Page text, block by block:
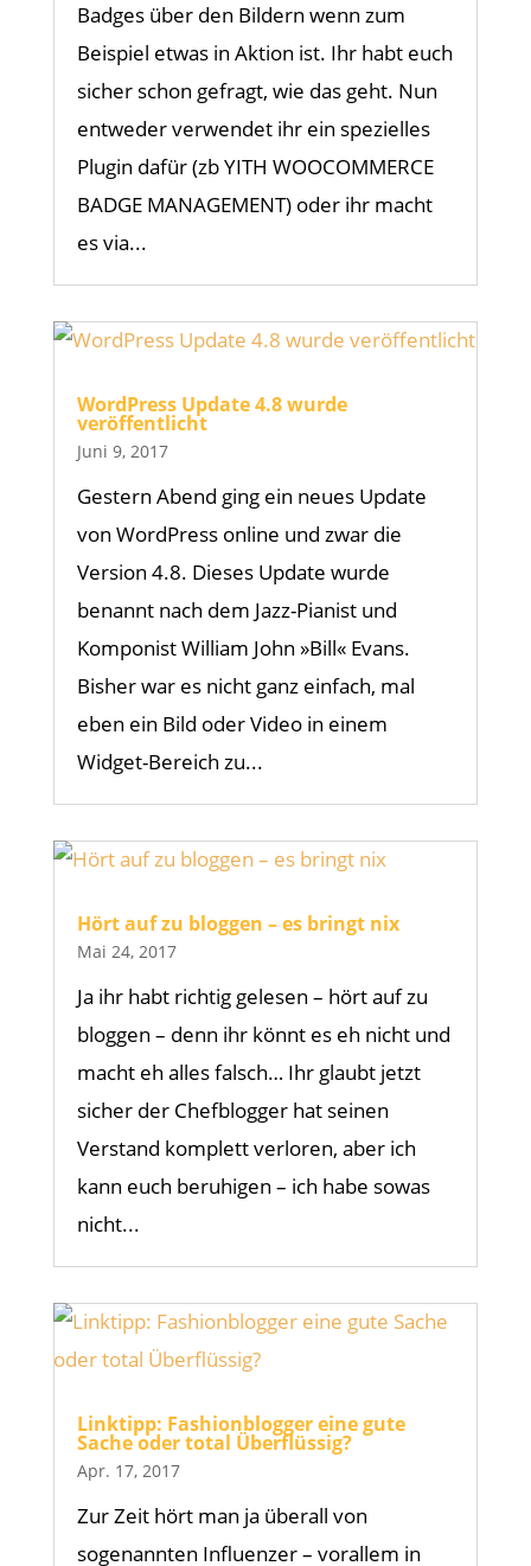
Badges über den Bildern wenn zum
Beispiel etwas in Aktion ist. Ihr habt euch
sicher schon gefragt, wie das geht. Nun
entweder verwendet ihr ein spezielles
Plugin dafür (zb YITH WOOCOMMERCE
BADGE MANAGEMENT) oder ihr macht
es via...
WordPress Update 4.8 wurde
veröffentlicht
Juni 9, 2017
Gestern Abend ging ein neues Update
von WordPress online und zwar die
Version 4.8. Dieses Update wurde
benannt nach dem Jazz-Pianist und
Komponist William John »Bill« Evans.
Bisher war es nicht ganz einfach, mal
eben ein Bild oder Video in einem
Widget-Bereich zu...
Hört auf zu bloggen – es bringt nix
Mai 24, 2017
Ja ihr habt richtig gelesen – hört auf zu
bloggen – denn ihr könnt es eh nicht und
macht eh alles falsch… Ihr glaubt jetzt
sicher der Chefblogger hat seinen
Verstand komplett verloren, aber ich
kann euch beruhigen – ich habe sowas
nicht...
Linktipp: Fashionblogger eine gute
Sache oder total Überflüssig?
Apr. 17, 2017
Zur Zeit hört man ja überall von
sogenannten Influenzer – vorallem in